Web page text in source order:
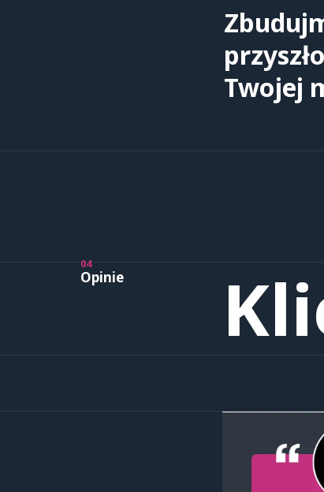
Twojej
04
Opinie